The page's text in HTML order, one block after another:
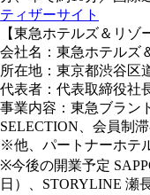
ティザーサイト
【東急ホテルズ＆リゾ
会社名：東急ホテルズ
所在地：東京都渋谷区
代表者：代表取締役
事業内容：東急ブラン
SELECTION、会員制
※他、パートナーホテ
※今後の開業予定
日）、STORYLINE 瀬